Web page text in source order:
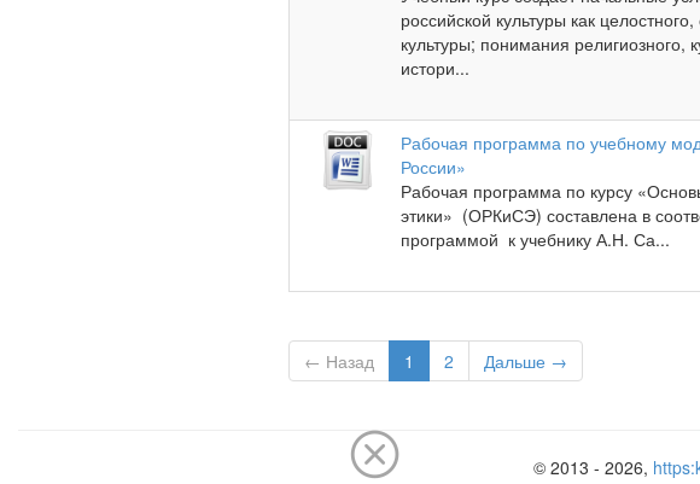
российской культуры как
культуры; понимания религиозного,
истори...
Рабочая программа по учебному
России»
Рабочая программа по курсу
этики» (ОРКиСЭ) составлена в
программой к учебнику А.Н. Са...
← Назад 1 2 Дальше →
© 2013 - 2026,